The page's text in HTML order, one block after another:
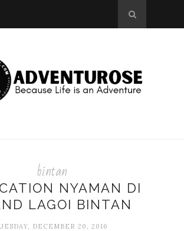
bintan
NYAMAN DI
LAGOI BINTAN
DECEMBER 20, 2016